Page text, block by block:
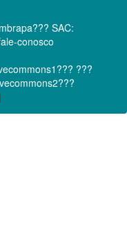
SAC:
conosco
???